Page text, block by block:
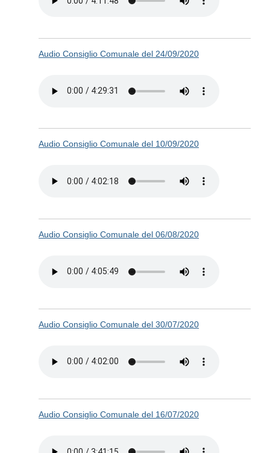
Audio Consiglio Comunale del 24/09/2020
Audio Consiglio Comunale del 10/09/2020
Audio Consiglio Comunale del 06/08/2020
Audio Consiglio Comunale del 30/07/2020
Audio Consiglio Comunale del 16/07/2020